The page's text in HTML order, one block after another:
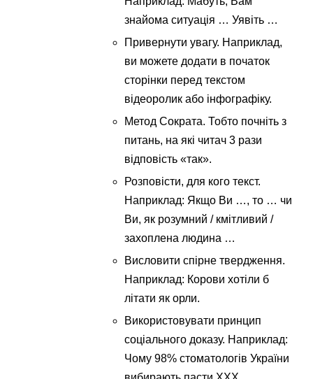
знайома ситуація … Уявіть …
Привернути увагу. Наприклад,
ви можете додати в початок
сторінки перед текстом
відеоролик або інфографіку.
Метод Сократа. Тобто почніть з
питань, на які читач 3 рази
відповість «так».
Розповісти, для кого текст.
Наприклад: Якщо Ви …, то … чи
Ви, як розумний / кмітливий /
захоплена людина …
Висловити спірне твердження.
Наприклад: Корови хотіли б
літати як орли.
Використовувати принцип
соціального доказу. Наприклад:
Чому 98% стоматологів України